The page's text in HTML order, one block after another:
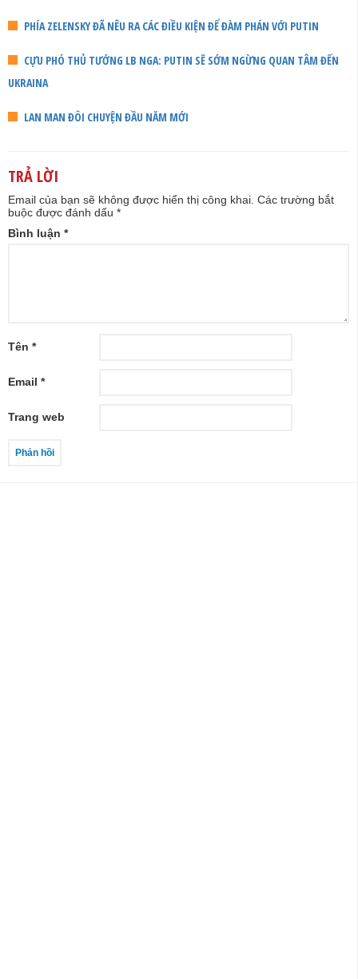
PHÍA ZELENSKY ĐÃ NÊU RA CÁC ĐIỀU KIỆN ĐỂ ĐÀM PHÁN VỚI PUTIN
CỰU PHÓ THỦ TƯỚNG LB NGA: PUTIN SẼ SỚM NGỪNG QUAN TÂM ĐẾN
UKRAINA
LAN MAN ĐÔI CHUYỆN ĐẦU NĂM MỚI
TRẢ LỜI
Email của bạn sẽ không được hiển thị công khai. Các trường bắt
buộc được đánh dấu *
Bình luận *
Tên *
Email *
Trang web